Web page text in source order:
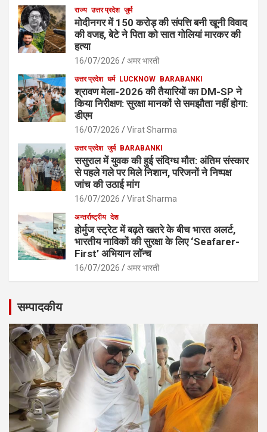
राज्य उत्तर प्रदेश जुर्म
मोदीनगर में 150 करोड़ की संपत्ति बनी खूनी विवाद
की वजह, बेटे ने पिता को सात गोलियां मारकर की
हत्या
16/07/2026 अमर भारती
उत्तर प्रदेश धर्म LUCKNOW BARABANKI
श्रावण मेला-2026 की तैयारियों का DM-SP ने
किया निरीक्षण: सुरक्षा मानकों से समझौता नहीं होगा:
डीएम
16/07/2026 Virat Sharma
उत्तर प्रदेश जुर्म BARABANKI
ससुराल में युवक की हुई संदिग्ध मौत: अंतिम संस्कार
से पहले गले पर मिले निशान, परिजनों ने निष्पक्ष
जांच की उठाई मांग
16/07/2026 Virat Sharma
अन्तर्राष्ट्रीय देश
होर्मुज स्ट्रेट में बढ़ते खतरे के बीच भारत अलर्ट,
भारतीय नाविकों की सुरक्षा के लिए ‘Seafarer-
First’ अभियान लॉन्च
16/07/2026 अमर भारती
सम्पादकीय